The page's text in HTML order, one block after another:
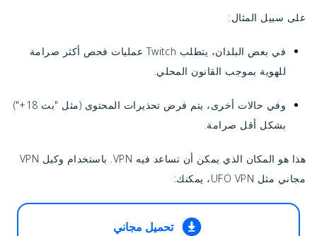
على سبيل المثال:
في بعض البلدان، يتطلب Twitch عمليات فحص أكثر صرامة
للهوية بموجب القانون المحلي.
وفي حالات أخرى، يتم فرض تحذيرات المحتوى (مثل "بث 18+")
بشكل أقل صرامة.
هذا هو المكان الذي يمكن أن تساعد فيه VPN. باستخدام وكيل VPN
مجاني مثل UFO VPN، يمكنك:
تحميل مجاني